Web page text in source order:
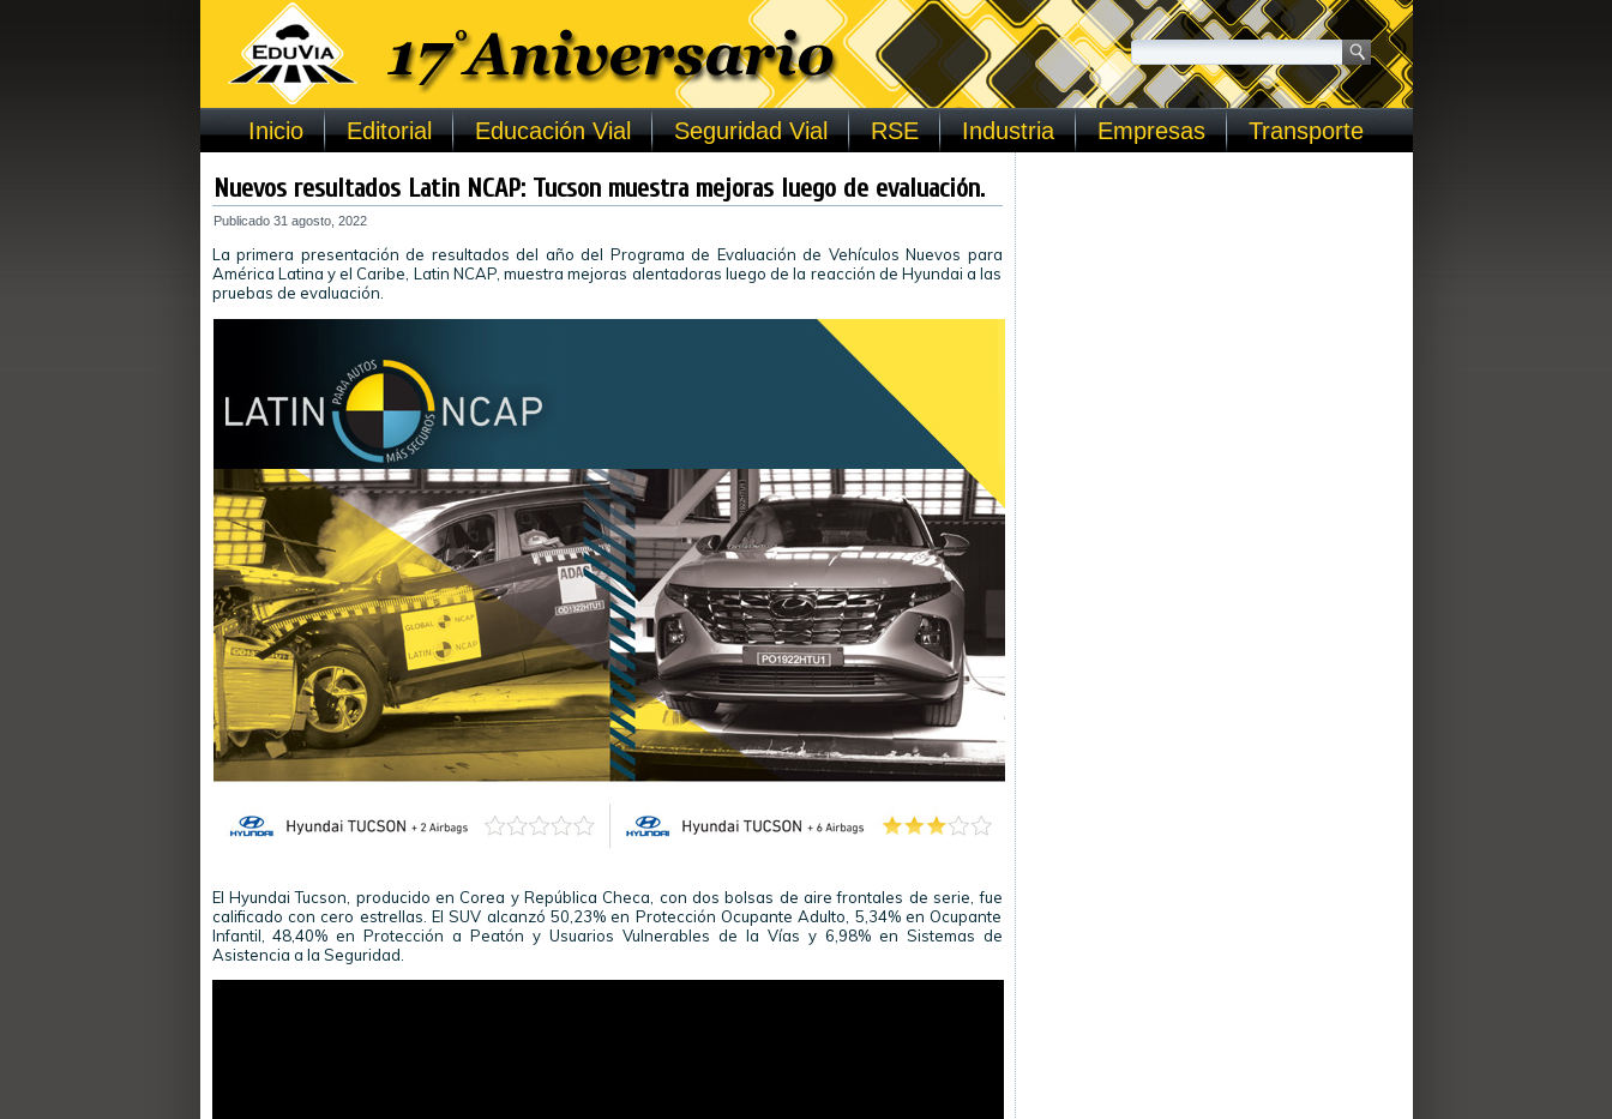
Inicio Editorial Educación Vial Seguridad Vial RSE Industria Empresas Transporte
Nuevos resultados Latin NCAP: Tucson muestra mejoras luego de evaluación.
Publicado 31 agosto, 2022
La primera presentación de resultados del año del Programa de Evaluación de Vehículos Nuevos para
América Latina y el Caribe, Latin NCAP, muestra mejoras alentadoras luego de la reacción de Hyundai a las
pruebas de evaluación.
El Hyundai Tucson, producido en Corea y República Checa, con dos bolsas de aire frontales de serie, fue
calificado con cero estrellas. El SUV alcanzó 50,23% en Protección Ocupante Adulto, 5,34% en Ocupante
Infantil, 48,40% en Protección a Peatón y Usuarios Vulnerables de la Vías y 6,98% en Sistemas de
Asistencia a la Seguridad.